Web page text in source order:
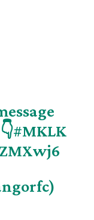
#MKLK